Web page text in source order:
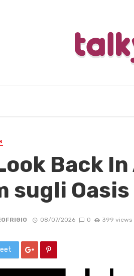
Back
sugli Oasis
08/07/2026 0 399 views